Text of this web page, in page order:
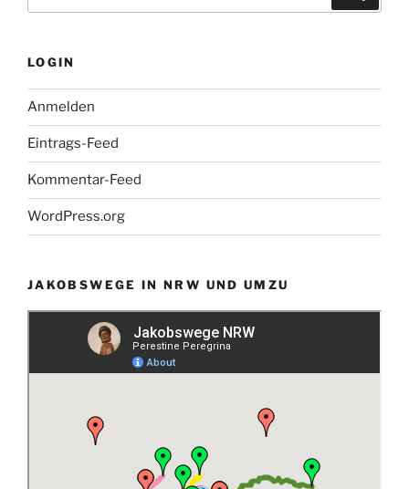
LOGIN
Anmelden
Eintrags-Feed
Kommentar-Feed
WordPress.org
JAKOBSWEGE IN NRW UND UMZU